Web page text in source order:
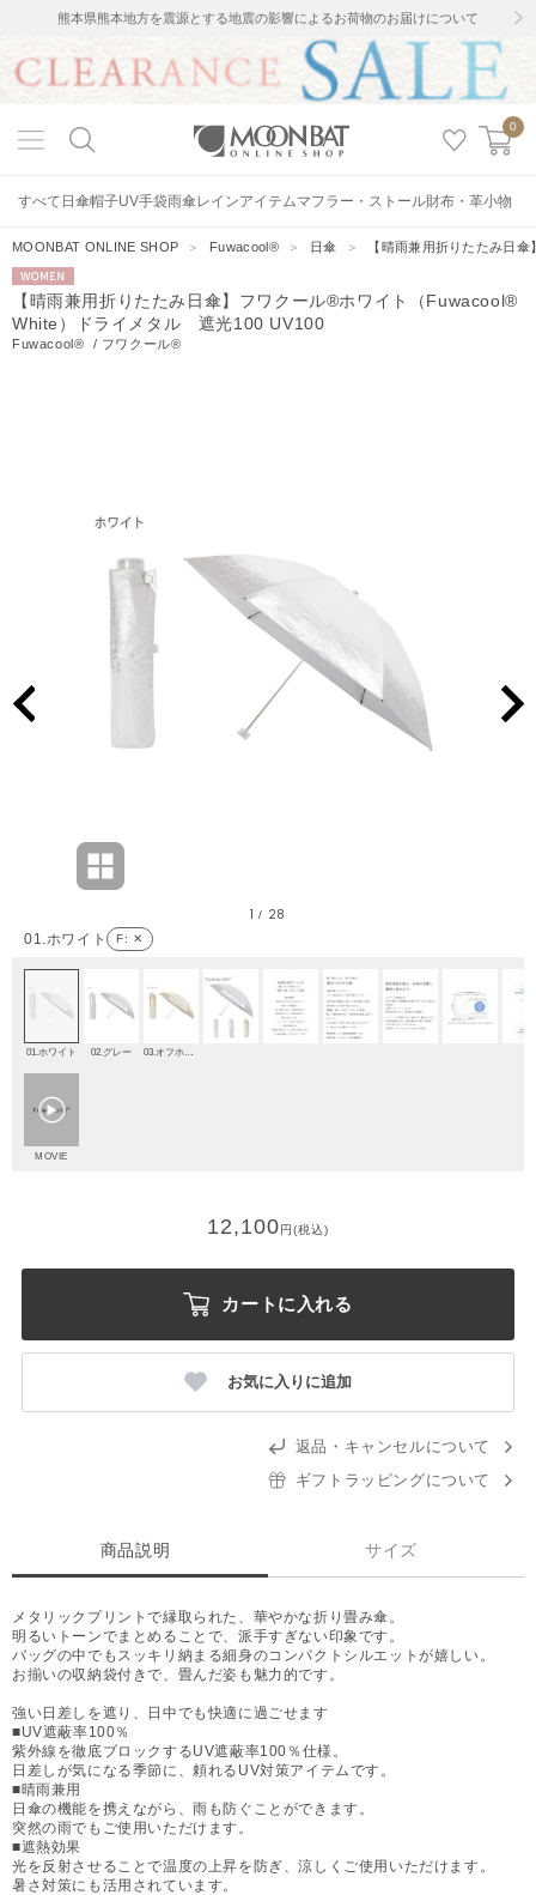
熊本県熊本地方を震源とする地震の影響によるお荷物のお届けについて
0
すべて 日傘帽子UV手袋雨傘レインアイテムマフラー・ストール財布・革小物
MOONBAT ONLINE SHOP ＞ Fuwacool® ＞ 日傘 ＞ 【晴雨兼用折りたたみ日
WOMEN
【晴雨兼用折りたたみ日傘】フワクール®ホワイト（Fuwacool®
White）ドライメタル 遮光100 UV100
Fuwacool® / フワクール®
01.ホワイト F: ✕
1 / 28
01.ホワイト 02.グレー
MOVIE
12,100円(税込)
カートに入れる
お気に入りに追加
返品・キャンセルについて
ギフトラッピングについて
商品説明 サイズ
メタリックプリントで縁取られた、華やかな折り畳み傘。
明るいトーンでまとめることで、派手すぎない印象です。
バッグの中でもスッキリ納まる細身のコンパクトシルエットが嬉しい。
お揃いの収納袋付きで、畳んだ姿も魅力的です。
強い日差しを遮り、日中でも快適に過ごせます
■UV遮蔽率100％
紫外線を徹底ブロックするUV遮蔽率100％仕様。
日差しが気になる季節に、頼れるUV対策アイテムです。
■晴雨兼用
日傘の機能を携えながら、雨も防ぐことができます。
突然の雨でもご使用いただけます。
■遮熱効果
光を反射させることで温度の上昇を防ぎ、涼しくご使用いただけます。
暑さ対策にも活用されています。